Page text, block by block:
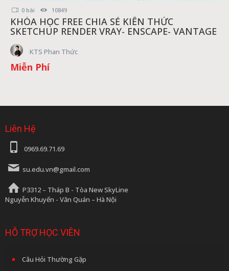
0 bài 10849
KHÓA HỌC FREE CHIA SẺ KIẾN THỨC
SKETCHUP RENDER VRAY- ENSCAPE- VANTAGE
KTS Phan Thức
Miễn Phí
Liên Hệ
0969.69.71.69
su.edu.vn@gmail.com
P3312 – Tháp B - Tòa New SkyLine
Nguyễn Khuyến - Văn Quán – Hà Nội
HỖ TRỢ HỌC VIÊN
Câu Hỏi Thường Gặp